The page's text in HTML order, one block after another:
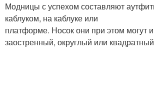
Модницы с успехом составляют
каблуком, на каблуке или
платформе. Носок они при этом могут
заостренный, округлый или